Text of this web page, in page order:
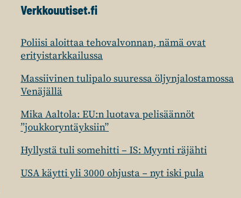
Verkkouutiset.fi
Poliisi aloittaa tehovalvonnan, nämä ovat
erityistarkkailussa
Massiivinen tulipalo suuressa öljynjalostamossa
Venäjällä
Mika Aaltola: EU:n luotava pelisäännöt
”joukkoryntäyksiin”
Hyllystä tuli somehitti – IS: Myynti räjähti
USA käytti yli 3000 ohjusta – nyt iski pula